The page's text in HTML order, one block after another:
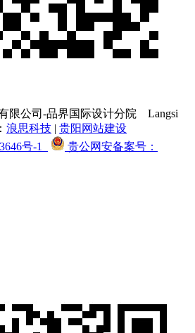
限公司-品界国际设计分院 Langsi
浪思科技 | 贵阳网站建设
号-1
贵公网安备案号：